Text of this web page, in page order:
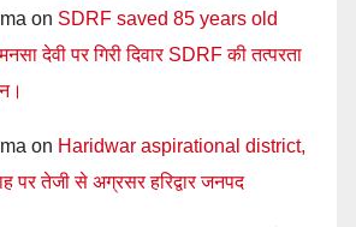
on SDRF saved 85 years old
देवी पर गिरी दिवार SDRF की तत्परता
on Haridwar aspirational district,
पर तेजी से अग्रसर हरिद्वार जनपद